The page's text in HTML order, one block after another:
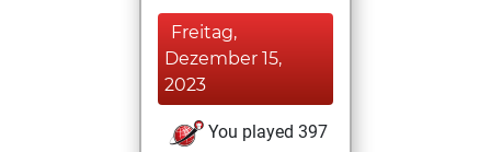
Freitag,
Dezember 15,
2023
You played 397